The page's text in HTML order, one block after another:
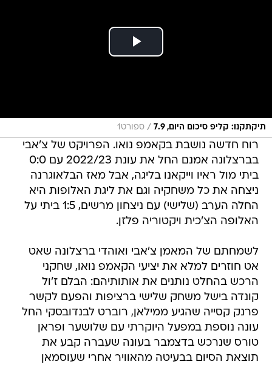
תיקתקנו: קליפ סיכום היום, 7.9 / ספורט1
רוח חדשה נושבת בקאמפ נואו. הפרויקט של צ'אבי
בברצלונה אמנם החל את עונת 2022/23 עם 0:0
ביתי מול ראיו וייקאנו בליגה, אבל מאז הבלאוגרנה
ניצחה את כל משחקיה וגם את ליגת האלופות היא
החלה הערב (שלישי) עם ניצחון מרשים, 1:5 ביתי על
האלופה הצ'כית ויקטוריה פלזן.
לשמחתם של המאמן צ'אבי ואוהדי ברצלונה שאט
אט חוזרים למלא את יציעי הקאמפ נואו, שחקני
הרכש בהחלט נותנים את אותותיהם: הבלם ז'ול
קונדה בישל משחק שלישי ברציפות והפעם לקשר
פרנק קסייה שהגיע ממילאן, רוברט לבנדובסקי החל
עונה נוספת במפעל היוקרתי עם שלושער ופראן
טורס שנרכש בדצמבר בעונה שעברה קבע את
תוצאת הסיום בבעיטה מהאוויר אחרי שעוסמאן